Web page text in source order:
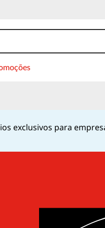
exclusivos para
displaying item 1